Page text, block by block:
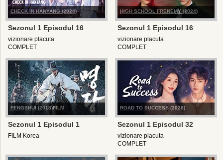
CHECK IN HANYANG (2024)
Sezonul 1 Episodul 16
vizionare placuta
COMPLET
HIGH SCHOOL FRENEMY (2024)
Sezonul 1 Episodul 16
vizionare placuta
COMPLET
FENGSHUI (2018)FILM
Sezonul 1 Episodul 1
FILM Korea
ROAD TO SUCCESS (2026)
Sezonul 1 Episodul 32
vizionare placuta
COMPLET